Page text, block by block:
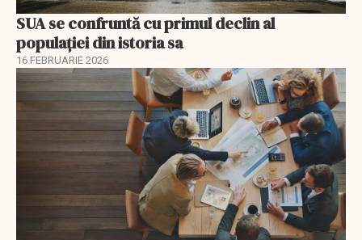
SUA se confruntă cu primul declin al
populației din istoria sa
16 FEBRUARIE 2026